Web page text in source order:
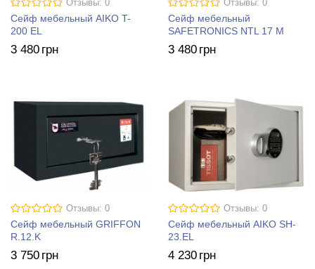
Отзывы: 0
Сейф мебельный AIKO T-
200 EL
3 480 грн
Отзывы: 0
Сейф мебельный
SAFETRONICS NTL 17 M
3 480 грн
Отзывы: 0
Сейф мебельный GRIFFON
R.12.K
3 750 грн
Отзывы: 0
Сейф мебельный AIKO SH-
23.EL
4 230 грн